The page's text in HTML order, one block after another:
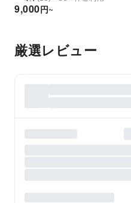
円
9,000 ~
厳選レビュー